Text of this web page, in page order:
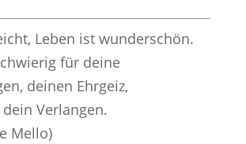
Leben ist wunderschön.
für deine
deinen Ehrgeiz,
Verlangen.
Mello)